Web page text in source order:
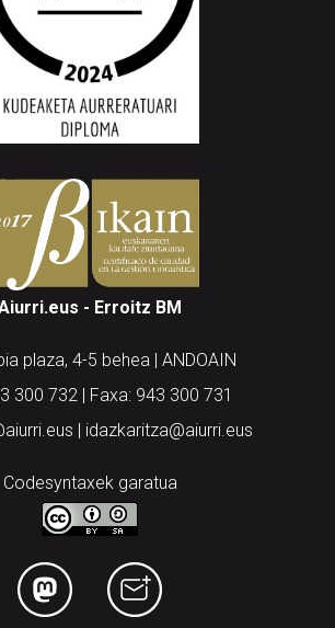
- Erroitz BM
plaza, 4-5 behea | ANDOAIN
300 732 | Faxa: 943 300 731
| idazkaritza@aiurri.eus
Codesyntaxek garatua